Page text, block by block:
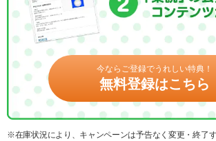
今ならご登録でうれしい特典！
無料登録はこちら
※在庫状況により、キャンペーンは予告なく変更・終了す